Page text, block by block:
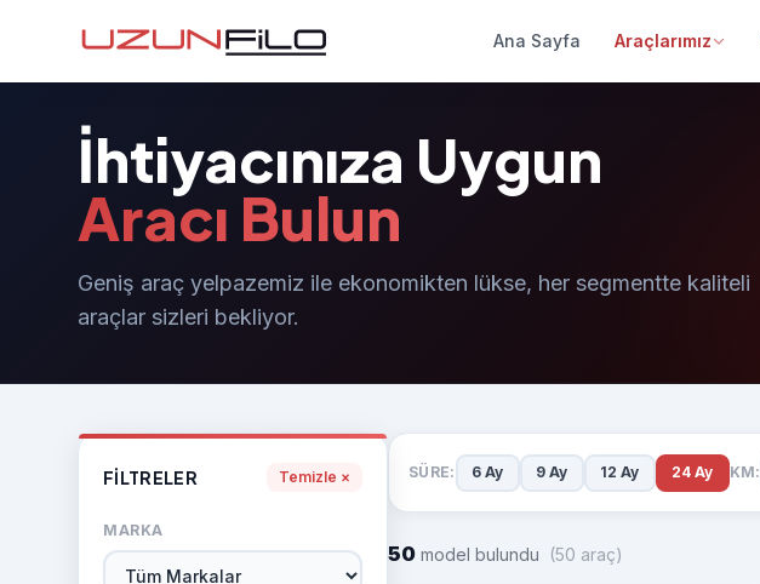
Ana Sayfa Araçlarımız
İhtiyacınıza Uygun
Aracı Bulun
Geniş araç yelpazemiz ile ekonomikten lükse, her segmentte kaliteli
araçlar sizleri bekliyor.
FILTRELER Temizle ×
MARKA
SÜRE: 6 Ay 9 Ay 12 Ay 24 Ay KM:
50 model bulundu (50 araç)